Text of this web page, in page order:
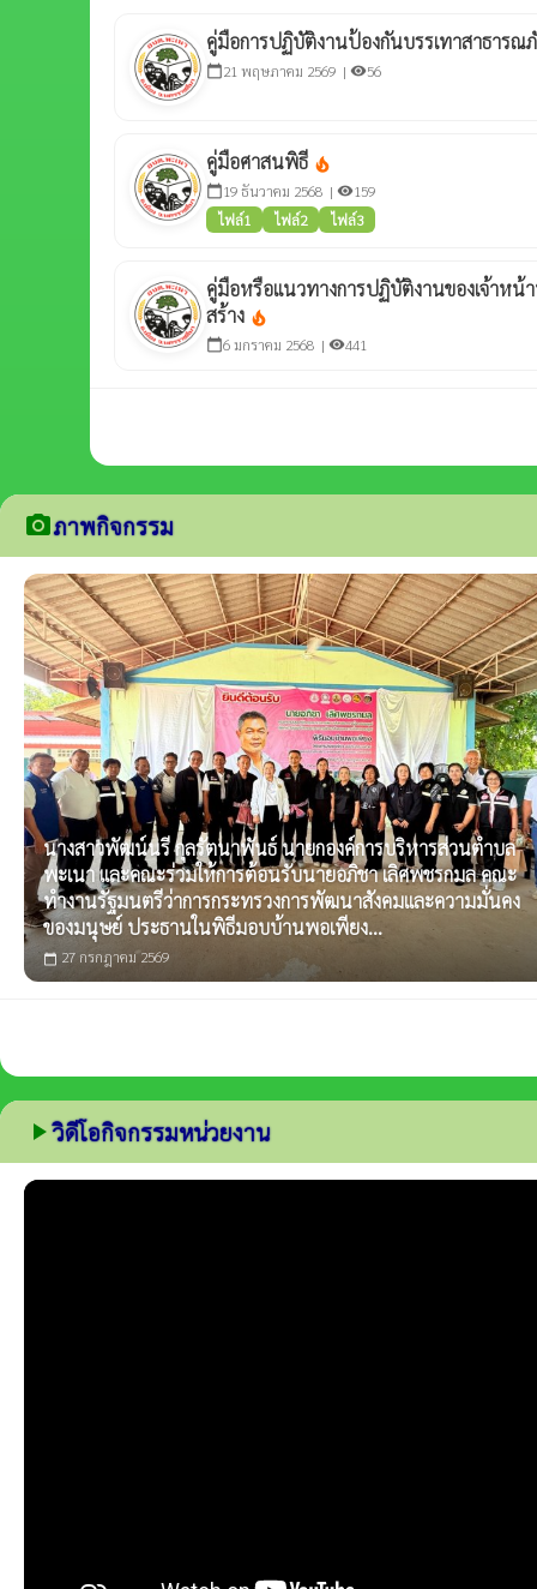
คู่มือการปฏิบัติงานป้องกันบรรเทาสาธารณ
calendar_today21 พฤษภาคม 2569 | visibility56
คู่มือศาสนพิธี local_fire_department
calendar_today19 ธันวาคม 2568 | visibility159
ไฟล์1
ไฟล์2 ไฟล์3
คู่มือหรือแนวทางการปฏิบัติงานของเจ้าหน้
สร้าง local_fire_department
calendar_today6 มกราคม 2568 | visibility441
camera_altภาพกิจกรรม
นางสาวพัฒน์นรี กุลรัตนาพันธ์ นายกองค์การบริหารส่วนตำบล
พะเนา และคณะร่วมให้การต้อนรับนายอภิชา เลิศพชรกมล คณะ
ทำงานรัฐมนตรีว่าการกระทรวงการพัฒนาสังคมและความมั่นคง
ของมนุษย์ ประธานในพิธีมอบบ้านพอเพียง...
calendar_today 27 กรกฎาคม 2569
play_arrowวิดีโอกิจกรรมหน่วยงาน